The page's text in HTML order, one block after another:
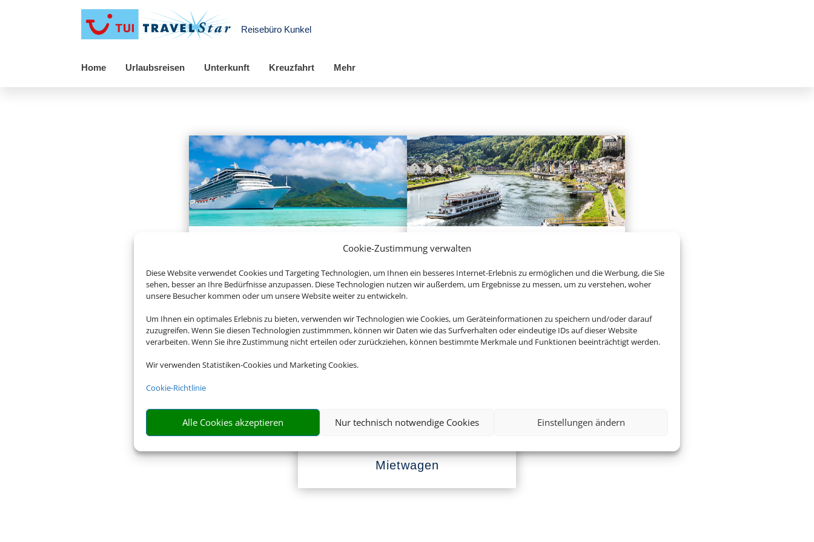
Cookie-Zustimmung verwalten
Diese Website verwendet Cookies und Targeting Technologien, um Ihnen ein besseres Internet-Erlebnis zu ermöglichen und die Werbung, die Sie
sehen, besser an Ihre Bedürfnisse anzupassen. Diese Technologien nutzen wir außerdem, um Ergebnisse zu messen, um zu verstehen, woher
unsere Besucher kommen oder um unsere Website weiter zu entwickeln.
Um Ihnen ein optimales Erlebnis zu bieten, verwenden wir Technologien wie Cookies, um Geräteinformationen zu speichern und/oder darauf
zuzugreifen. Wenn Sie diesen Technologien zustimmmen, können wir Daten wie das Surfverhalten oder eindeutige IDs auf dieser Website
verarbeiten. Wenn Sie ihre Zustimmung nicht erteilen oder zurückziehen, können bestimmte Merkmale und Funktionen beeinträchtigt werden.
Wir verwenden Statistiken-Cookies und Marketing Cookies.
Cookie-Richtlinie
Alle Cookies akzeptieren Nur technisch notwendige Cookies Einstellungen ändern
Reisebüro Kunkel
Home Urlaubsreisen Unterkunft Kreuzfahrt Mehr
Hochseekreuzfahrten Flusskreuzfahrten
Empfehlungen für Ihre Reise
Sinnvolle Extras, die oft dazu gebucht werden.
Mietwagen